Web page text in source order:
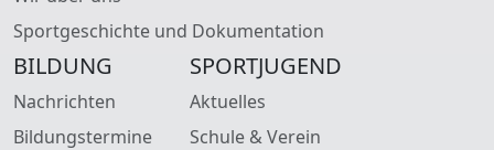
Sportgeschichte und Dokumentation
BILDUNG
Nachrichten
Bildungstermine
SPORTJUGEND
Aktuelles
Schule & Verein